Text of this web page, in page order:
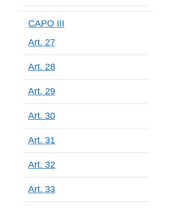
CAPO III
Art. 27
Art. 28
Art. 29
Art. 30
Art. 31
Art. 32
Art. 33